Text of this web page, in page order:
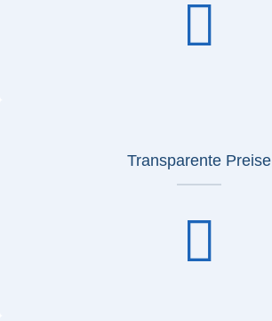
Transparente Preise